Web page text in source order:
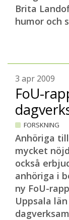
Brita
humor och
3 apr 2009
FoU-
FORSKNING
Anhöriga
mycket
också
anhöriga i
ny FoU-
Uppsala